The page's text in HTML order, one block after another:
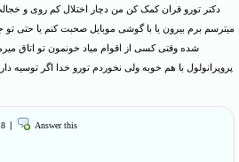
دکتر تورو قران کمک کن من دچار اختلال کم روی و
میترسم برم بیرون یا با گوشی موبایل صحبت کنم یا حتی تو
شده وقتی کسی از اقوام میاد خونمون تو اتاق
پروپرانولول با هم خوبه ولی نخوردم تورو خدا اگر توسیه
Answer this